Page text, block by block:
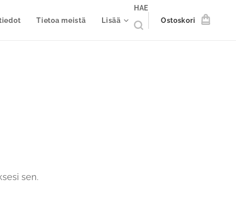
Tietoa meistä Lisää
HAE
Ostoskori
sen.